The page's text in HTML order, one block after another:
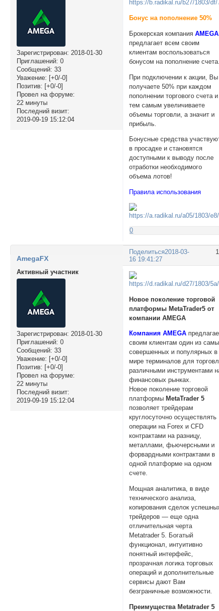
Зарегистрирован: 2018-01-30
Приглашений: 0
Сообщений: 33
Уважение: [+0/-0]
Позитив: [+0/-0]
Провел на форуме:
22 минуты
Последний визит:
2019-09-19 15:12:04
Бонус на пополнение 50%
Брокерская компанияAMEGA
предлагает всем своим
клиентам воспользоваться
бонусом на пополнение
При подключении к акции, Вы
получаете 50% при каждом
пополнении торгового счета и
тем самым увеличиваете
объемы торговли, а значит и
прибыль.
Бонусные средства
в просадке и становятся
доступными к выводу после
отработки необходимого
объема лотов!
Правила использования
0
Поделиться2018-03-
16 19:41:27
AmegaFX
Активный участник
Зарегистрирован: 2018-01-30
Приглашений: 0
Сообщений: 33
Уважение: [+0/-0]
Позитив: [+0/-0]
Провел на форуме:
22 минуты
Последний визит:
2019-09-19 15:12:04
Новое поколение торговой
платформы MetaTrader5 от
компании AMEGA
Компания AMEGA
своим клиентам один из
совершенных и популярных в
мире терминалов для
различными инструментами
финансовых рынках.
Новое поколение торговой
платформы MetaTrader 5
позволяет трейдерам
круглосуточно осуществлять
операции на Forex и CFD
контрактами на разницу,
металлами, фьючерсными и
форвардными контрактами в
одной платформе на одном
счете.
Мощная аналитика, в виде
технического анализа,
копирования сделок
трейдеров — еще одна
отличительная черта
Metatrader 5. Богатый
функционал, интуитивно
понятный интерфейс,
прозрачная логика торговых
операций и дополнительные
сервисы дают Вам
безграничные возможности.
Преимущества Metatrader 5